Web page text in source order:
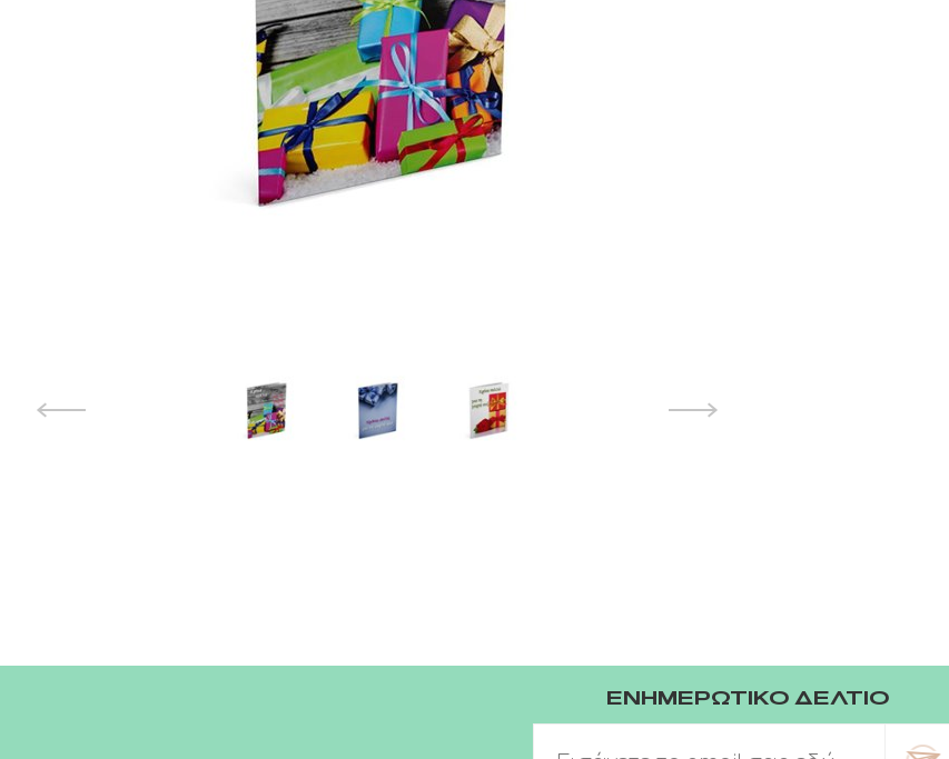
ΕΝΗΜΕΡΩΤΙΚΟ ΔΕΛΤΙΟ